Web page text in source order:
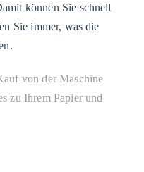
können Sie schnell
Sie immer, was die
von der Maschine
zu Ihrem Papier und